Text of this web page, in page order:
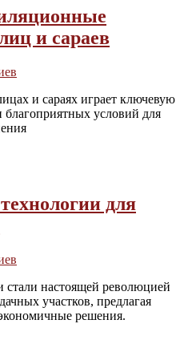
и сараев
и сараях играет ключевую
условий для
для
настоящей революцией
участков, предлагая
решения.